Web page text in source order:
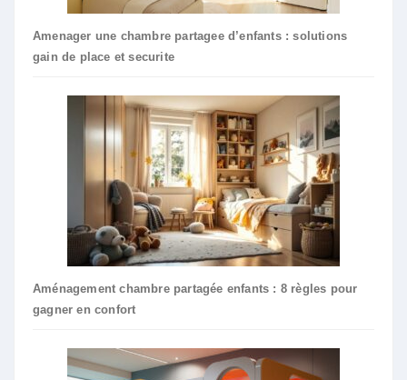
Amenager une chambre partagee d’enfants : solutions
gain de place et securite
Aménagement chambre partagée enfants : 8 règles pour
gagner en confort